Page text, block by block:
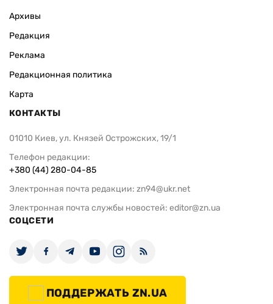
Архивы
Редакция
Реклама
Редакционная политика
Карта
КОНТАКТЫ
01010 Киев, ул. Князей Острожских, 19/1
Телефон редакции:
+380 (44) 280-04-85
Электронная почта редакции: zn94@ukr.net
Электронная почта службы новостей: editor@zn.ua
СОЦСЕТИ
ПОДДЕРЖАТЬ ZN.UA